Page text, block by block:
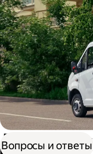
Вопросы и ответы